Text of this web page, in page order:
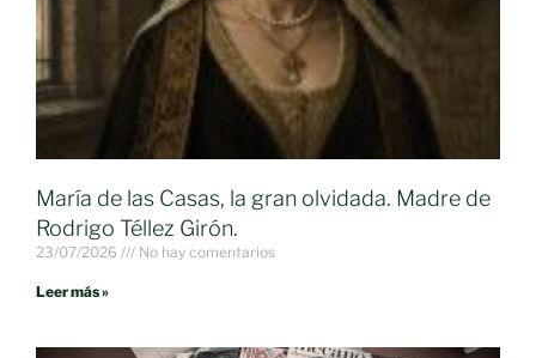
María de las Casas, la gran olvidada. Madre de
Rodrigo Téllez Girón.
23/07/2026 No hay comentarios
Leer más »